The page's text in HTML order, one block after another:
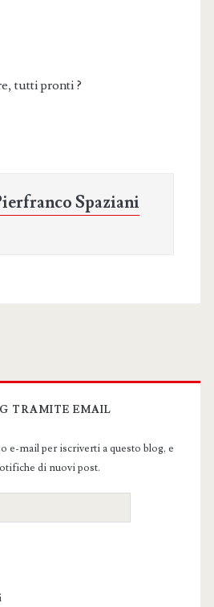
tutti pronti ?
Spaziani
TRAMITE EMAIL
e-mail per iscriverti a questo blog, e
di nuovi post.